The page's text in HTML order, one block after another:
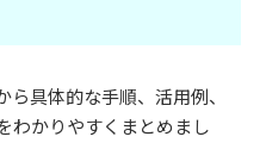
具体的な手順、活用例、
わかりやすくまとめまし